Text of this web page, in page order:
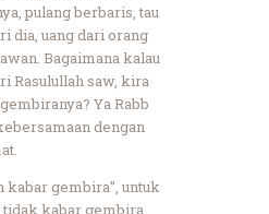
pulang berbaris, tau
dia, uang dari orang
Bagaimana kalau
Rasulullah saw, kira
Ya Rabb
dengan
kabar gembira”, untuk
tidak kabar gembira